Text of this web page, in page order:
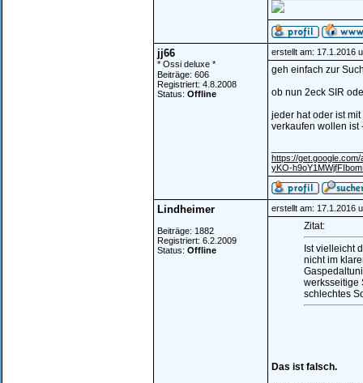
jj66
* Ossi deluxe *
Beiträge: 606
Registriert: 4.8.2008
Status: Offline
erstellt am: 17.1.2016
geh einfach zur
ob nun 2eck SIR
jeder hat oder ist
verkaufen wollen ist
https://
yKO-
Lindheimer
Beiträge: 1882
Registriert: 6.2.2009
Status: Offline
erstellt am: 17.1.2016
Zitat:
Ist vielleicht
nicht im
werksseitige
schlechtes
Das ist falsch.